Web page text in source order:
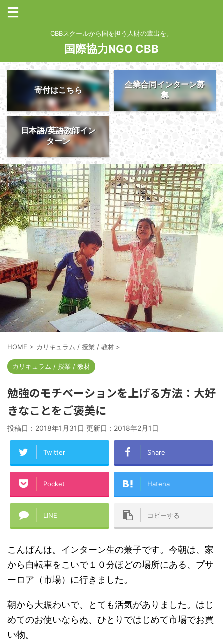
CBBスクールから国を担う人財の輩出を。
国際協力NGO CBB
寄付はこちら
企業合同インターン募
集
日本語/英語教師イン
ターン
HOME > カリキュラム / 授業 / 教材 >
カリキュラム / 授業 / 教材
勉強のモチベーションを上げる方法：大好
きなことをご褒美に
投稿日：2018年1月31日 更新日： 2018年2月1日
Twitter Share
Pocket Hatena
LINE コピーする
こんばんは。インターン生の兼子です。今朝は、家
から自転車をこいで１０分ほどの場所にある、プサ
ーロア（市場）に行きました。
朝から大賑わいで、とても活気がありました。はじ
めてのお使いならぬ、ひとりではじめて市場でお買
い物。